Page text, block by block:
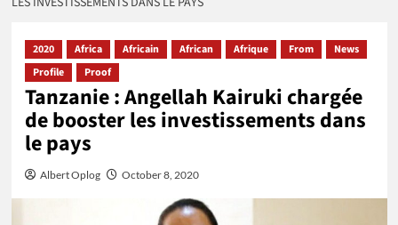
2020 Africa Africain African Afrique From
News
Profile
Proof
Tanzanie : Angellah Kairuki chargée
de booster les investissements dans
le pays
Albert Oplog October 8, 2020